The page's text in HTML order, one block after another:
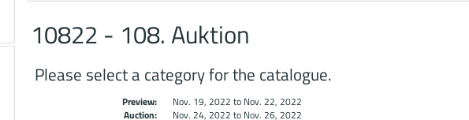
10822 - 108. Auktion
Please select a category for the catalogue.
Preview:
Nov. 19, 2022 to Nov. 22, 2022
Auction:
Nov. 24, 2022 to Nov. 26, 2022